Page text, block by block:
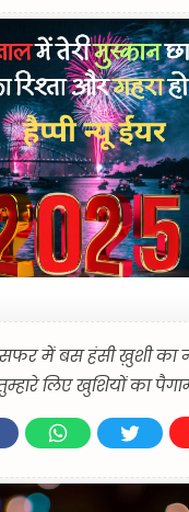
में बस हंसी ख़ुशी का
लिए खुशियों का